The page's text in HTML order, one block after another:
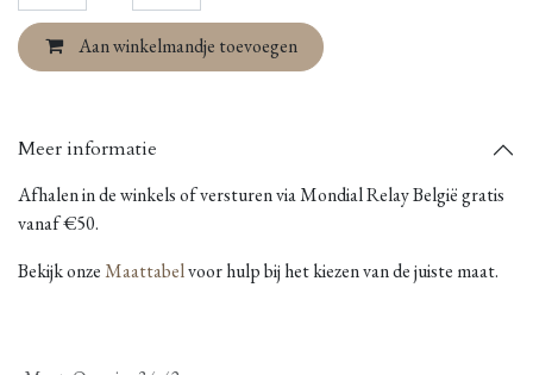
Aan winkelmandje toevoegen
Meer informatie
Afhalen in de winkels of versturen via Mondial Relay België gratis
vanaf €50.
Bekijk onzeMaattabelvoor hulp bij het kiezen van de juiste maat.